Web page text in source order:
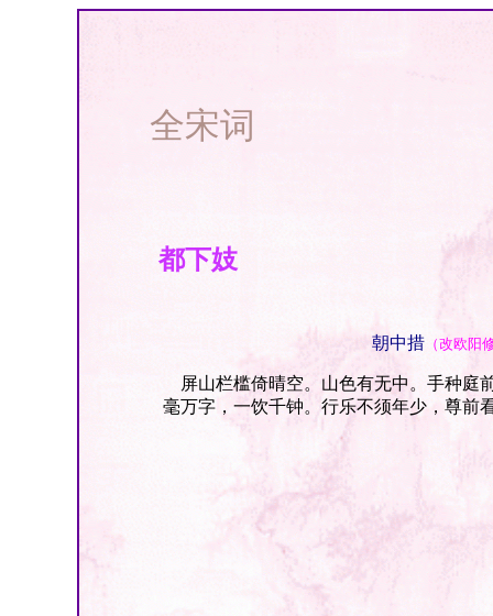
全宋词
都下妓
朝中措 （改欧阳
屏山栏槛倚晴空。山色有无中。手种庭
毫万字，一饮千钟。行乐不须年少，尊前